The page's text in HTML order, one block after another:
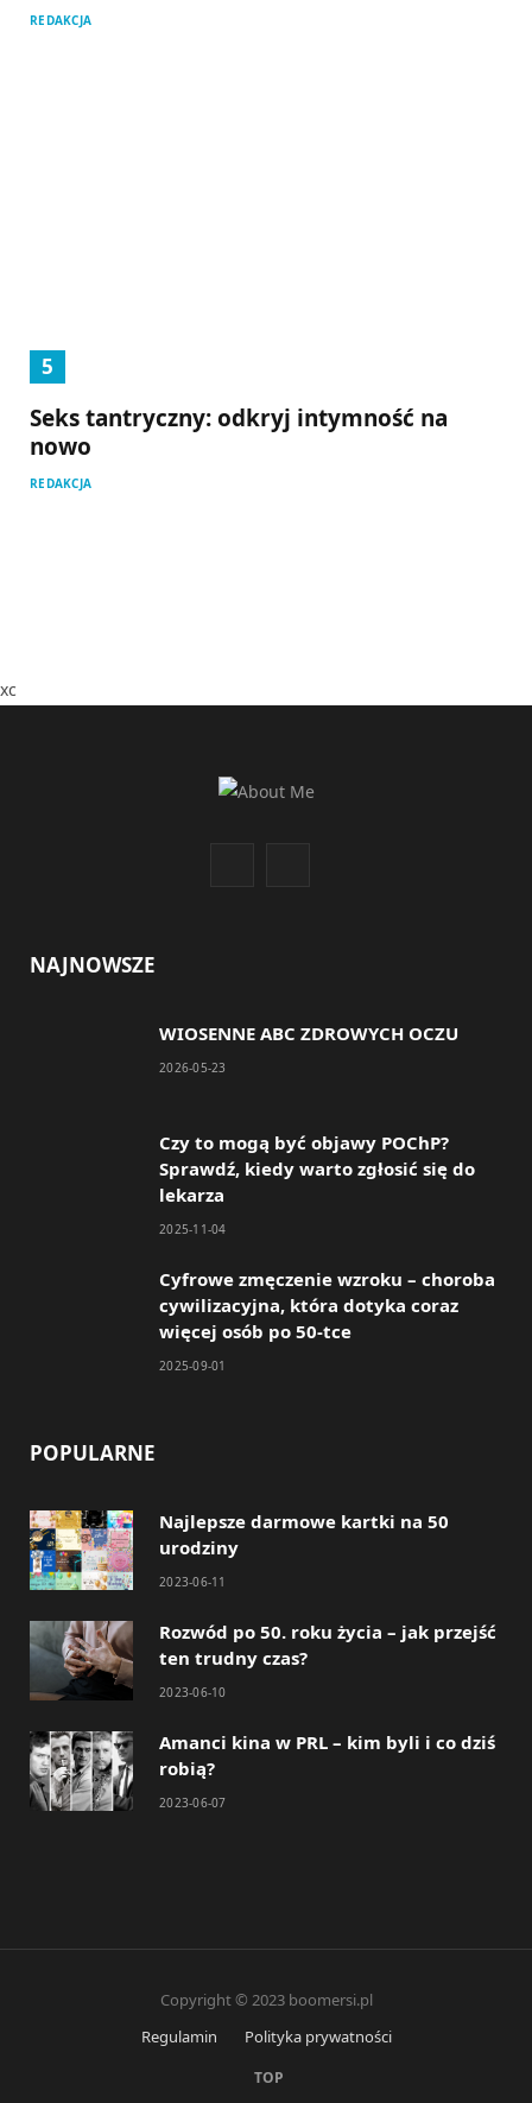
REDAKCJA
Seks tantryczny: odkryj intymność na
nowo
REDAKCJA
xc
b
k
a
a
NAJNOWSZE
WIOSENNE ABC ZDROWYCH OCZU
2026-05-23
Czy to mogą być objawy POChP?
Sprawdź, kiedy warto zgłosić się do
lekarza
2025-11-04
Cyfrowe zmęczenie wzroku – choroba
cywilizacyjna, która dotyka coraz
więcej osób po 50-tce
2025-09-01
POPULARNE
Najlepsze darmowe kartki na 50
urodziny
2023-06-11
Rozwód po 50. roku życia – jak przejść
ten trudny czas?
2023-06-10
Amanci kina w PRL – kim byli i co dziś
robią?
2023-06-07
Copyright © 2023 boomersi.pl
Regulamin
Polityka prywatności
TOP